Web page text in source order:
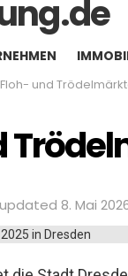
Floh- und Trödelmärkte
updated 8. Mai